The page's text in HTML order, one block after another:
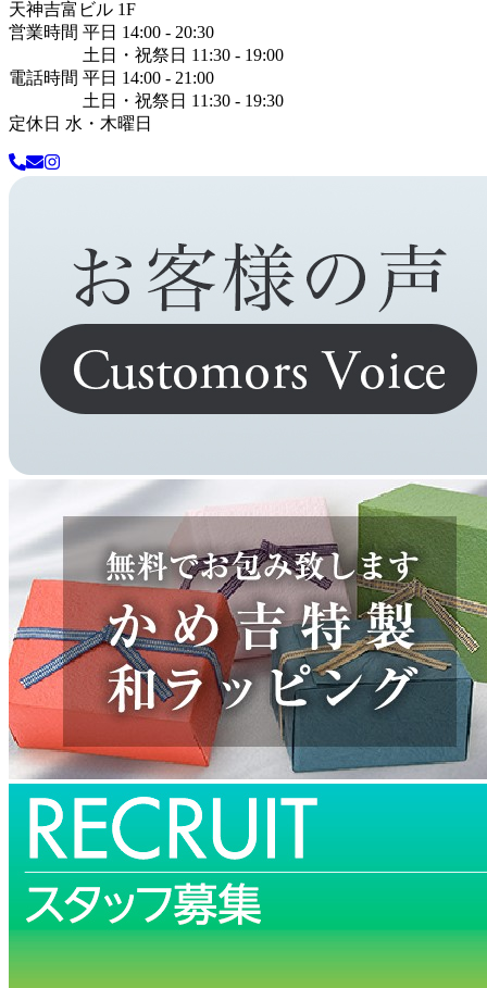
天神吉富ビル 1F
営業時間 平日 14:00 - 20:30
土日・祝祭日 11:30 - 19:00
電話時間 平日 14:00 - 21:00
土日・祝祭日 11:30 - 19:30
定休日 水・木曜日